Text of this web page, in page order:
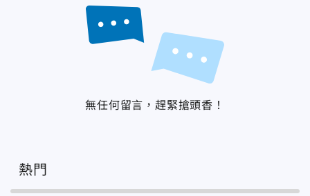
無任何留言，趕緊搶頭香！
熱門